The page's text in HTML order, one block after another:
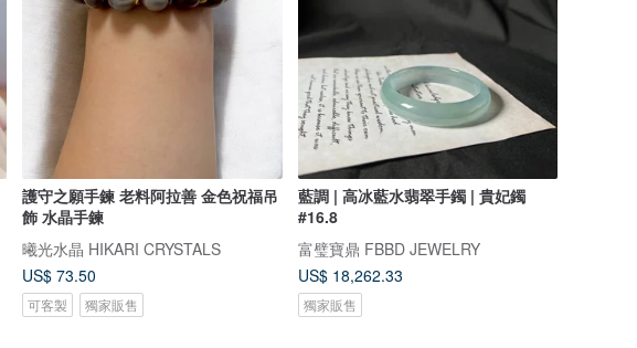
護守之願手鍊 老料阿拉善 金色祝福吊
飾 水晶手鍊
曦光水晶 HIKARI CRYSTALS
US$ 73.50
可客製 獨家販售
藍調 | 高冰藍水翡翠手鐲 | 貴妃鐲
#16.8
富璧寶鼎 FBBD JEWELRY
US$ 18,262.33
獨家販售